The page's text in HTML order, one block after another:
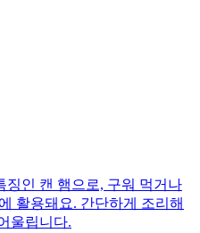
징인 캔 햄으로, 구워 먹거나
활용돼요. 간단하게 조리해
울립니다.